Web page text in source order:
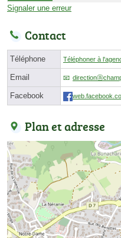
Signaler une erreur
Contact
Téléphone Téléphoner à
Email
Facebook
Plan et adresse